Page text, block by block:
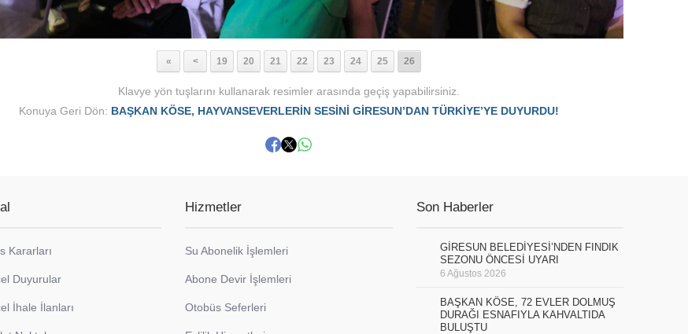
« < 19 20 21 22 23 24 25 26
Klavye yön tuşlarını kullanarak resimler arasında geçiş yapabilirsiniz.
Konuya Geri Dön: BAŞKAN KÖSE, HAYVANSEVERLERİN SESİNİ GİRESUN’DAN TÜRKİYE’YE DUYURDU!
Kararları
Duyurular
İhale İlanları
Hizmetler
Su Abonelik İşlemleri
Abone Devir İşlemleri
Otobüs Seferleri
Son Haberler
GİRESUN BELEDİYESİ’NDEN FINDIK
SEZONU ÖNCESİ UYARI
6 Ağustos 2026
BAŞKAN KÖSE, 72 EVLER DOLMUŞ
DURAĞI ESNAFIYLA KAHVALTIDA
BULUŞTU